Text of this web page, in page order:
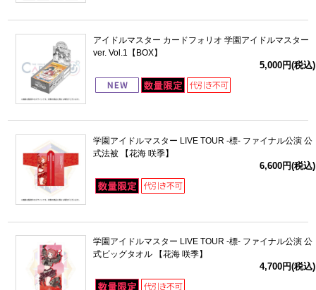
アイドルマスター カードフォリオ 学園アイドルマスター
ver. Vol.1【BOX】
5,000円(税込)
学園アイドルマスター LIVE TOUR -標- ファイナル公演 公
式法被 【花海 咲季】
6,600円(税込)
学園アイドルマスター LIVE TOUR -標- ファイナル公演 公
式ビッグタオル 【花海 咲季】
4,700円(税込)